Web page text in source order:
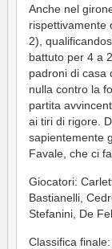
Anche nel
rispettivamente
2),
battuto per 4 a
padroni di casa
nulla contro la
partita
ai tiri di rigore.
sapientemente
Favale, che ci
Giocatori:
Bastianelli,
Stefanini, De
Classifica